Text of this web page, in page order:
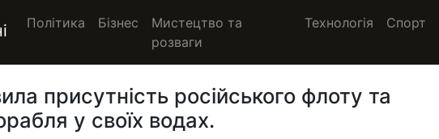
Політика Бізнес
Мистецтво та
розваги
Технологія Спорт
присутність російського флоту та
у своїх водах.